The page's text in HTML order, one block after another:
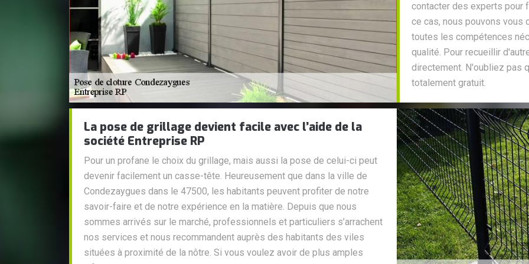
contacter des experts pour
ce cas, nous pouvons vous
toutes les compétences
qualité. Pour recueillir
directement. N'oubliez pas
totalement gratuit.
La pose de grillage devient facile avec l’aide de la
société Entreprise RP
Pour un profane le choix du grillage, mais aussi la pose de celui-ci peut
devenir facilement un casse-tête. Heureusement que dans la ville de
Condezaygues dans le 47500, les habitants peuvent profiter de notre
savoir-faire et de notre expérience en la matière. Depuis que nous
sommes arrivés sur le marché, professionnels et particuliers s’arrachent
nos services et nous recommandent auprès des habitants des viles
situées à proximité de la nôtre. Si vous voulez avoir de plus amples